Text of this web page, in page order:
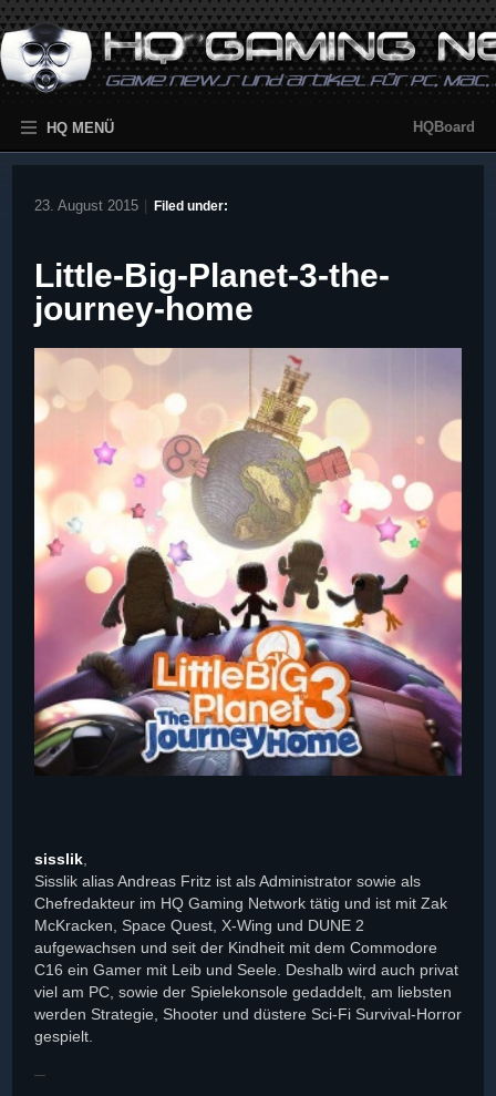
HQ MENÜ HQBoard
23. August 2015 Filed under:
Little-Big-Planet-3-the-
journey-home
sisslik
Sisslik alias Andreas Fritz ist als Administrator sowie als
Chefredakteur im HQ Gaming Network tätig und ist mit Zak
McKracken, Space Quest, X-Wing und DUNE 2
aufgewachsen und seit der Kindheit mit dem Commodore
C16 ein Gamer mit Leib und Seele. Deshalb wird auch privat
viel am PC, sowie der Spielekonsole gedaddelt, am liebsten
werden Strategie, Shooter und düstere Sci-Fi Survival-Horror
gespielt.